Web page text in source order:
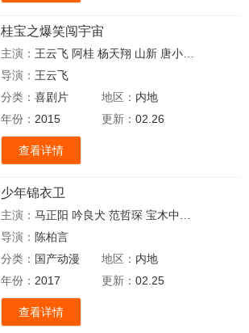
桂宝之爆笑闯宇宙
主演： 王云飞 阿桂 杨天翔 山新 唐小喜
导演： 王云飞
分类： 喜剧片 地区： 内地
年份： 2015 更新： 02.26
查看详情
少年锦衣卫
主演： 马正阳 吟良犬 范哲琛 宝木中阳
导演： 陈柏言
分类： 国产动漫 地区： 内地
年份： 2017 更新： 02.25
查看详情